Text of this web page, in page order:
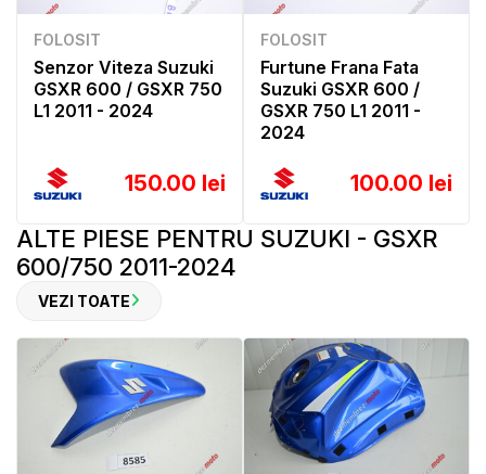
FOLOSIT
Senzor Viteza Suzuki
GSXR 600 / GSXR 750
L1 2011 - 2024
150.00 lei
FOLOSIT
Furtune Frana Fata
Suzuki GSXR 600 /
GSXR 750 L1 2011 -
2024
100.00 lei
ALTE PIESE PENTRU SUZUKI - GSXR
600/750 2011-2024
VEZI TOATE